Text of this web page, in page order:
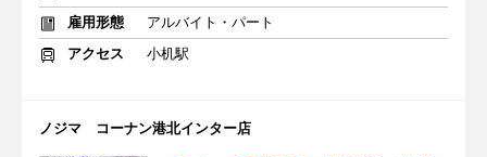
雇用形態
アルバイト・パート
アクセス
小机駅
ノジマ コーナン港北インター店